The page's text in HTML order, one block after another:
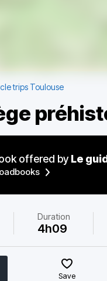
trips Toulouse
offered byLe
Duration
4h09
Save